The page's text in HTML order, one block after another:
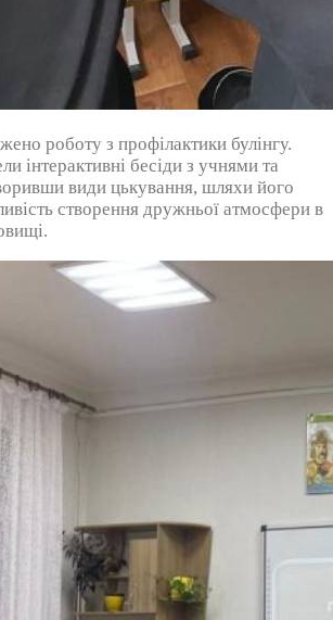
роботу з профілактики булінгу.
інтерактивні бесіди з учнями та
види цькування, шляхи його
створення дружньої атмосфери в